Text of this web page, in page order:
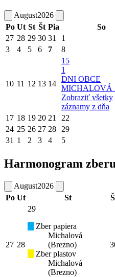
August2026
Po Ut St Št Pia So
27 28 29 30 31 1
3
4 5 6 7 8
10 11 12 13 14
15
1
DNI OBCE
MICHALOVÁ
Zobraziť všetky
záznamy z dňa
17 18 19 20 21 22
24 25 26 27 28 29
31 1 2 3 4 5
Harmonogram
August2026
Po Ut St
27 28
29
Zber papiera
Michalová
(Brezno)
Zber plastov
Michalová
(Brezno)